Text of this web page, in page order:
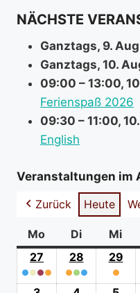
NÄCHSTE
Ganztags, 9.
Ganztags, 10.
09:00 – 13:00,
Ferienspaß 2026
09:30 – 11:00,
English
Veranstaltungen im
Zurück
Heute
Mo Montag
DiDienstag
Mi
27
Juli
●●●●
28
Juli
●●●
29
●